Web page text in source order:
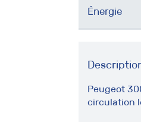
Énergie
Peugeot
circulation